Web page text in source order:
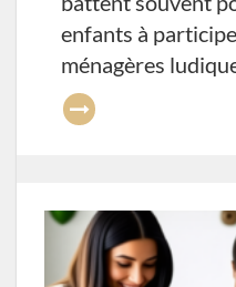
enfants à
ménagères